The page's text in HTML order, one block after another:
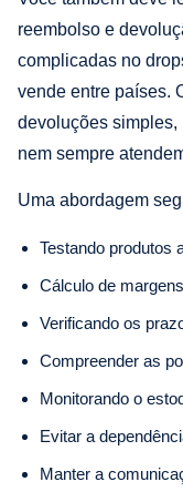
reembolso e
complicadas no
vende entre países.
devoluções simples,
nem sempre
Uma abordagem
Testando produtos
Cálculo de
Verificando os
Compreender as
Monitorando o
Evitar a
Manter a